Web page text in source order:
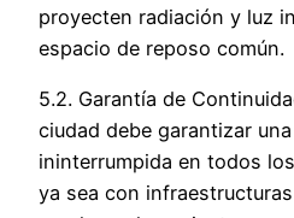
proyecten radiación y luz
espacio de reposo común.
5.2. Garantía de
ciudad debe garantizar
ininterrumpida en todos
ya sea con